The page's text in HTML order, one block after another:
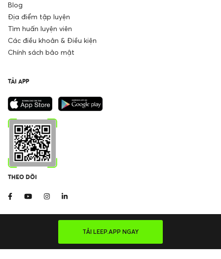
Blog
Địa điểm tập luyện
Tìm huấn luyện viên
Các điều khoản & Điều kiện
Chính sách bảo mật
TẢI APP
THEO DÕI
©2026 LEEP APP. All Right Reserved
TẢI LEEP.APP NGAY